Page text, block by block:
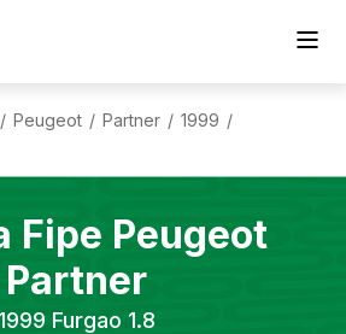
/ Peugeot / Partner / 1999 /
Fipe Peugeot
Partner
1999 Furgao 1.8